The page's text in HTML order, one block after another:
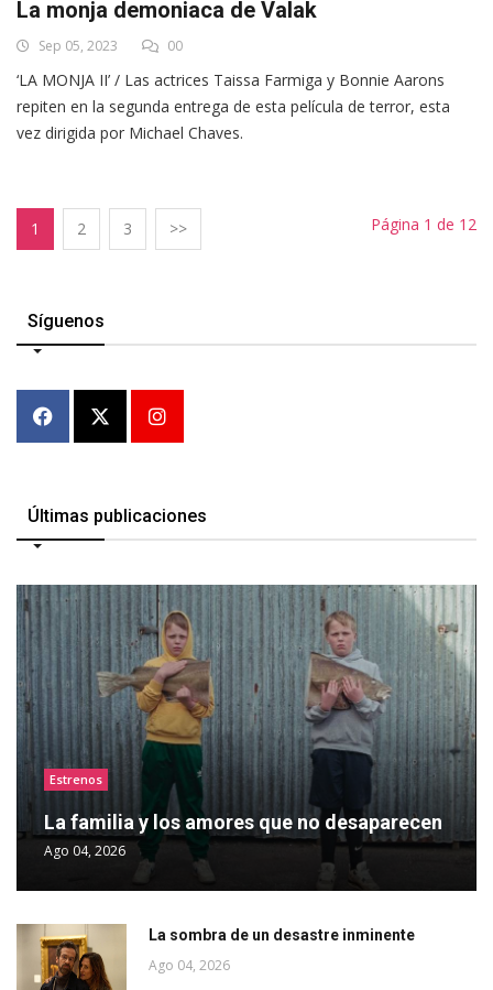
La monja demoniaca de Valak
Sep 05, 2023 00
‘LA MONJA II’ / Las actrices Taissa Farmiga y Bonnie Aarons
repiten en la segunda entrega de esta película de terror, esta
vez dirigida por Michael Chaves.
1 2 3 >> Página 1 de 12
Síguenos
Últimas publicaciones
Estrenos
La familia y los amores que no desaparecen
Ago 04, 2026
La sombra de un desastre inminente
Ago 04, 2026